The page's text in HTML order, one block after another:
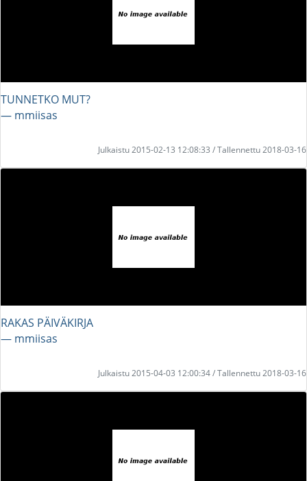
TUNNETKO MUT?
― mmiisas
Julkaistu 2015-02-13 12:08:33 / Tallennettu 2018-03-16
RAKAS PÄIVÄKIRJA
― mmiisas
Julkaistu 2015-04-03 12:00:34 / Tallennettu 2018-03-16